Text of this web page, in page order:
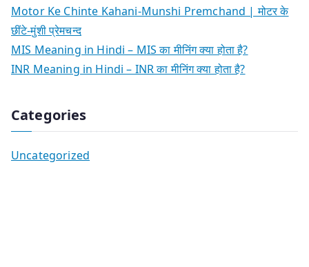
Motor Ke Chinte Kahani-Munshi Premchand | मोटर के
छींटे-मुंशी प्रेमचन्द
MIS Meaning in Hindi – MIS का मीनिंग क्या होता है?
INR Meaning in Hindi – INR का मीनिंग क्या होता है?
Categories
Uncategorized